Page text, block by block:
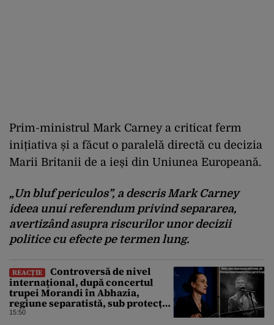
Prim-ministrul Mark Carney a criticat ferm
inițiativa și a făcut o paralelă directă cu decizia
Marii Britanii de a ieși din Uniunea Europeană.
„Un bluf periculos”, a descris Mark Carney
ideea unui referendum privind separarea,
avertizând asupra riscurilor unor decizii
politice cu efecte pe termen lung.
REACȚIE
Controversă de nivel
internațional, după concertul
trupei Morandi în Abhazia,
regiune separatistă, sub protecția
Rusiei
15:50